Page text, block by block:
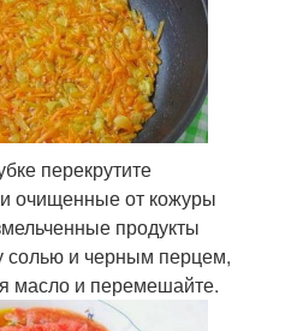
перекрутите
очищенные от кожуры
продукты
солью и черным перцем,
масло и перемешайте.